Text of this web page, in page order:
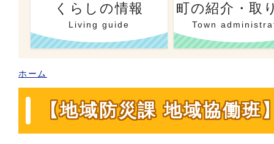
くらしの情報
Living guide
町の紹介・取
Town
ホーム
【地域防災課 地域協働班